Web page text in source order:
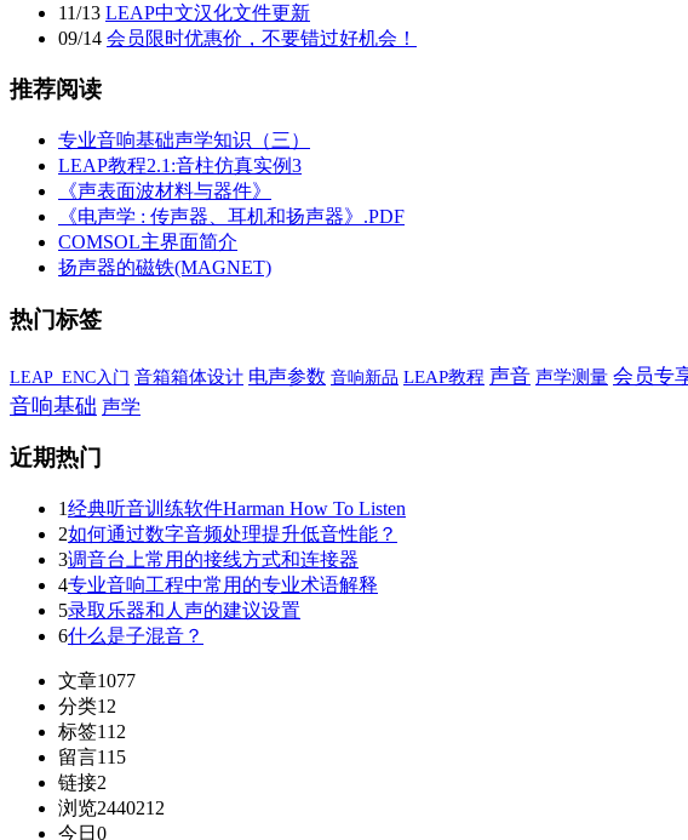
11/13 LEAP中文汉化文件更新
09/14 会员限时优惠价，不要错过好机会！
推荐阅读
专业音响基础声学知识（三）
LEAP教程2.1:音柱仿真实例3
《声表面波材料与器件》
《电声学 : 传声器、耳机和扬声器》.PDF
COMSOL主界面简介
扬声器的磁铁(MAGNET)
热门标签
LEAP_ENC入门 音箱箱体设计 电声参数 音响新品 LEAP教程 声音 声学测量 会员专
音响基础 声学
近期热门
1经典听音训练软件Harman How To Listen
2如何通过数字音频处理提升低音性能？
3调音台上常用的接线方式和连接器
4专业音响工程中常用的专业术语解释
5录取乐器和人声的建议设置
6什么是子混音？
文章1077
分类12
标签112
留言115
链接2
浏览2440212
今日 0